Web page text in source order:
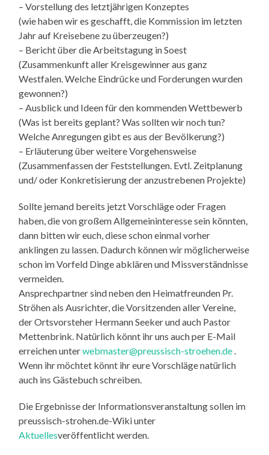
– Vorstellung des letztjährigen Konzeptes
(wie haben wir es geschafft, die Kommission im letzten
Jahr auf Kreisebene zu überzeugen?)
– Bericht über die Arbeitstagung in Soest
(Zusammenkunft aller Kreisgewinner aus ganz
Westfalen. Welche Eindrücke und Forderungen wurden
gewonnen?)
– Ausblick und Ideen für den kommenden Wettbewerb
(Was ist bereits geplant? Was sollten wir noch tun?
Welche Anregungen gibt es aus der Bevölkerung?)
– Erläuterung über weitere Vorgehensweise
(Zusammenfassen der Feststellungen. Evtl. Zeitplanung
und/ oder Konkretisierung der anzustrebenen Projekte)
Sollte jemand bereits jetzt Vorschläge oder Fragen
haben, die von großem Allgemeininteresse sein könnten,
dann bitten wir euch, diese schon einmal vorher
anklingen zu lassen. Dadurch können wir möglicherweise
schon im Vorfeld Dinge abklären und Missverständnisse
vermeiden.
Ansprechpartner sind neben den Heimatfreunden Pr.
Ströhen als Ausrichter, die Vorsitzenden aller Vereine,
der Ortsvorsteher Hermann Seeker und auch Pastor
Mettenbrink. Natürlich könnt ihr uns auch per E-Mail
erreichen unterwebmaster@preussisch-stroehen.de .
Wenn ihr möchtet könnt ihr eure Vorschläge natürlich
auch ins Gästebuch schreiben.
Die Ergebnisse der Informationsveranstaltung sollen im
preussisch-strohen.de-Wiki unter
Aktuellesveröffentlicht werden.